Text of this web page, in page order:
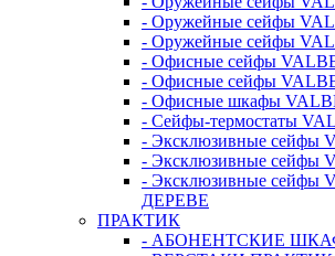
- Оружейные сейфы
- Оружейные сейфы
- Офисные сейфы
- Офисные сейфы
- Офисные шкафы
- Сейфы-термостаты
- Эксклюзивные сейфы
- Эксклюзивные сейфы
- Эксклюзивные сейфы
ДЕРЕВЕ
ПРАКТИК
- АБОНЕНТСКИЕ